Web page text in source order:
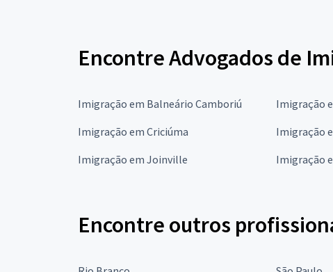
Encontre Advogados de
Imigração em Balneário Camboriú Imigração
Imigração em Criciúma
Imigração
Imigração em Joinville
Imigração
Encontre outros